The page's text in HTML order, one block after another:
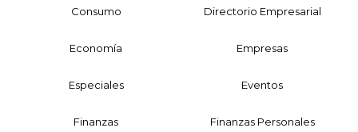
Consumo Directorio Empresarial
Economía Empresas
Especiales Eventos
Finanzas Finanzas Personales